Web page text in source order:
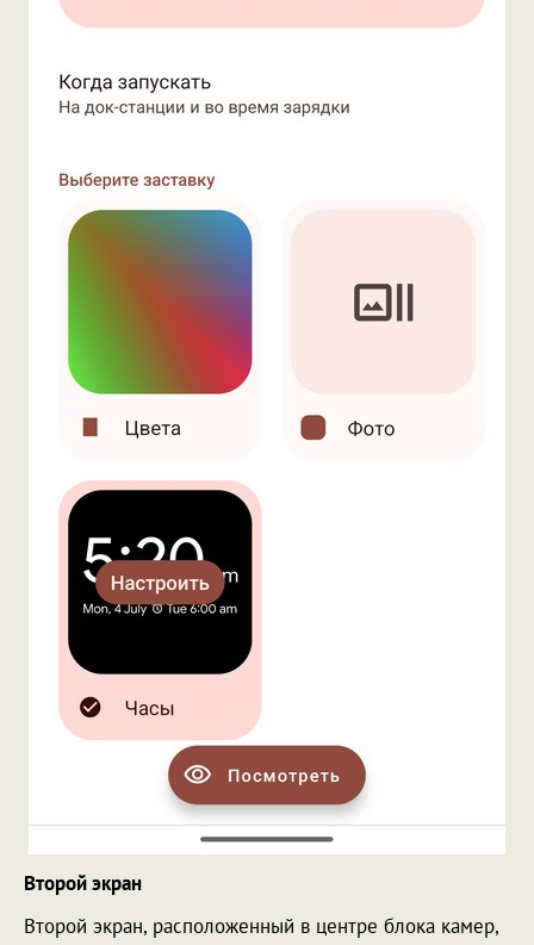
Второй экран
Второй экран, расположенный в центре блока камер,